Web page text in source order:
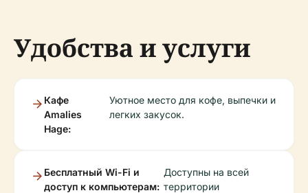
Удобства и услуги
Кафе
Amalies
Hage:
Уютное место для кофе, выпечки и
легких закусок.
Бесплатный Wi-Fi и
доступ к компьютерам:
Доступны на всей
территории